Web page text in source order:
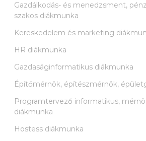
Gazdálkodás- és menedzsment,
szakos diákmunka
Kereskedelem és marketing
HR diákmunka
Gazdaságinformatikus diákmunka
Építőmérnök, építészmérnök,
Programtervező informatikus,
diákmunka
Hostess diákmunka